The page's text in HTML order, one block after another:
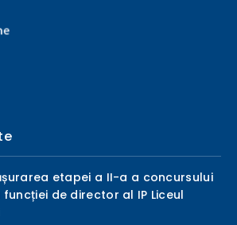
etapei a II-a a concursului
de director al IP Liceul